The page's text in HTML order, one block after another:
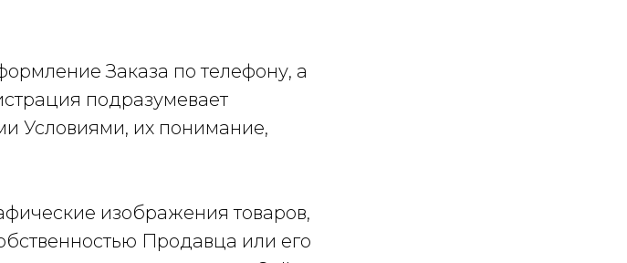
Заказа по телефону, а
подразумевает
Условиями, их понимание,
изображения товаров,
Продавца или его